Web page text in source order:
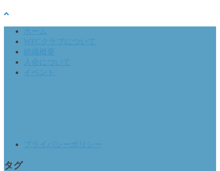
ホーム
WFCクラブについて
組織概要
入会について
イベント
プライバシーポリシー
タグ